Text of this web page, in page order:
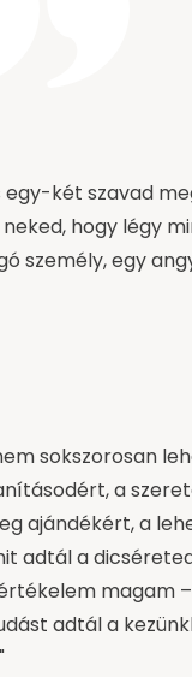
egy-két szavad
hogy légy
személy, egy
sokszorosan
a
ajándékért, a
adtál a
magam
adtál a